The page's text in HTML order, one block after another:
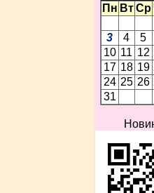
Пн Вт Ср
3
4 5
10 11 12
17 18 19
24 25 26
31